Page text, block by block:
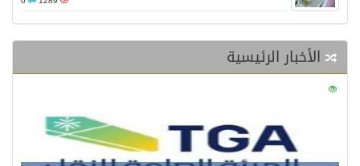
الأخبار الرئيسية
124